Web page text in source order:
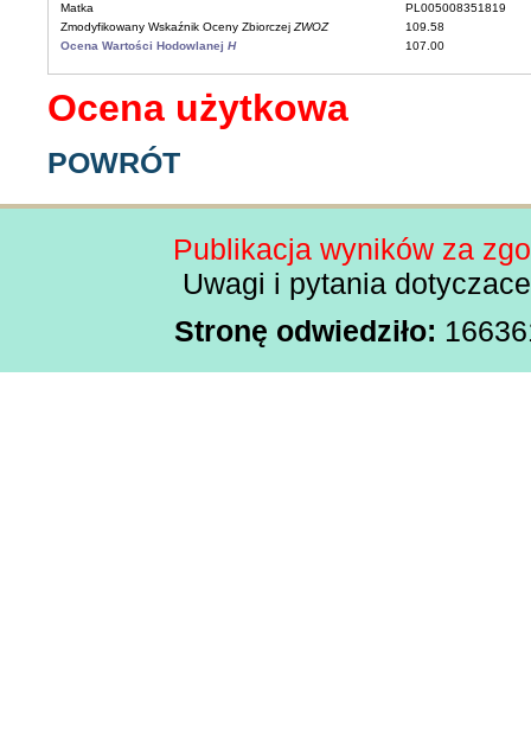
Matka
PL005008351819
Zmodyfikowany Wskaźnik Oceny Zbiorczej ZWOZ
109.58
Ocena Wartości Hodowlanej H 107.00
Ocena użytkowa
POWRÓT
Publikacja wyników za
Uwagi i pytania
Stronę odwiedziło: